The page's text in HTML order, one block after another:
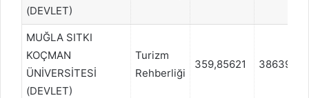
(DEVLET)
MUĞLA SITKI
KOÇMAN
ÜNİVERSİTESİ
(DEVLET)
Turizm
Rehberliği
359,85621 38639